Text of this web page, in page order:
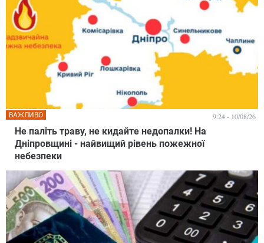
Не паліть траву, не кидайте недопалки! На
Дніпровщині - найвищий рівень пожежної
небезпеки
ВАЖЛИВО 9:24 - 10/08/26